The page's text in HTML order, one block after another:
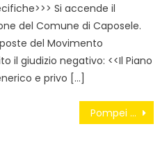
Si accende il
del Comune di Caposele.
del Movimento
il giudizio negativo: <<Il Piano
e privo […]
Pompei tra pomodori e autogrill